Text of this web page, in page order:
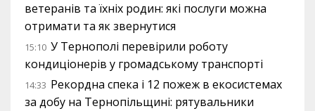
ветеранів та їхніх родин: які послуги можна
отримати та як звернутися
15:10 У Тернополі перевірили роботу
кондиціонерів у громадському транспорті
14:33 Рекордна спека і 12 пожеж в екосистемах
за добу на Тернопільщині: рятувальники